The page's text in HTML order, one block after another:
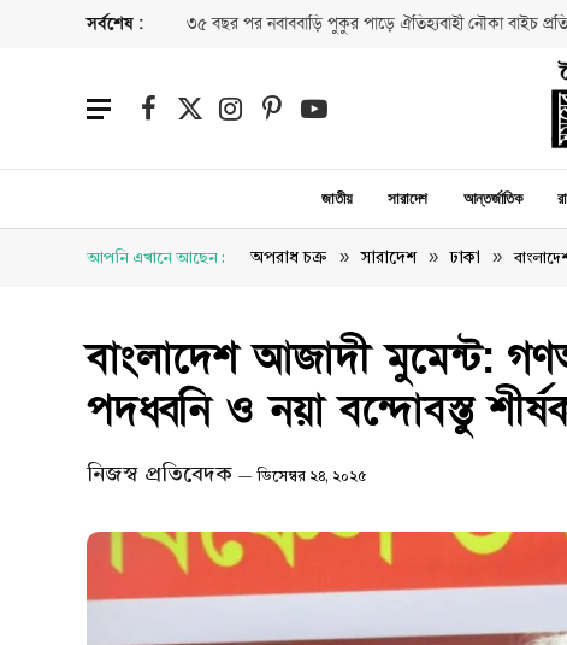
সর্বশেষ : ৩৫ বছর পর নবাববাড়ি পুকুর পাড়ে ঐতিহ্যবাহী নৌকা বাইচ
Facebook
X
Instagram
PinterestYouTube
জাতীয় সারাদেশ আন্তর্জাতিক
আপনি এখানে আছেন : অপরাধ চক্র » সারাদেশ » ঢাকা »
বাংলাদেশ আজাদী মুমেন্ট:
পদধ্বনি ও নয়া বন্দোবস্তু
নিজস্ব প্রতিবেদক ডিসেম্বর ২৪, ২০২৫